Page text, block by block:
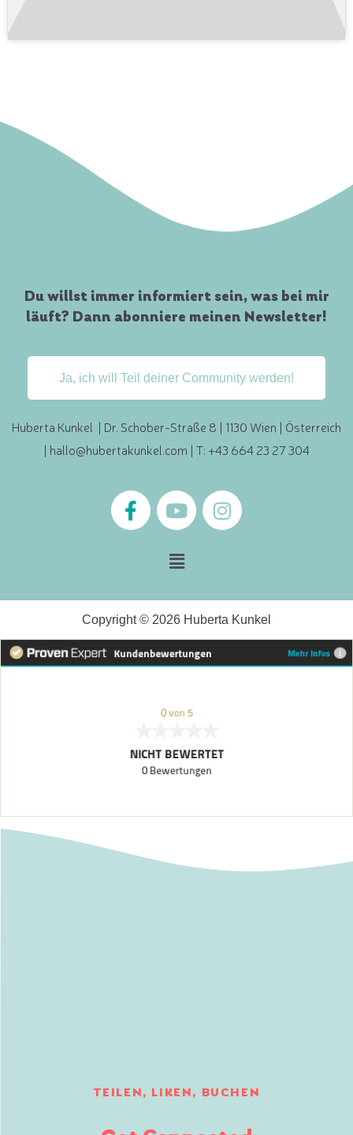
Du willst immer informiert sein, was bei mir
läuft? Dann abonniere meinen Newsletter!
Ja, ich will Teil deiner Community werden!
Huberta Kunkel | Dr. Schober-Straße 8 | 1130 Wien | Österreich
| hallo@hubertakunkel.com | T: +43 664 23 27 304
Copyright © 2026 Huberta Kunkel
TEILEN, LIKEN, BUCHEN